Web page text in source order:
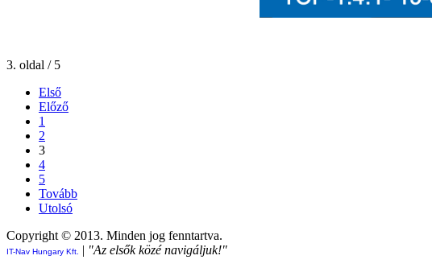
3. oldal / 5
Első
Előző
1
2
3
4
5
Tovább
Utolsó
Copyright © 2013. Minden jog fenntartva.
IT-Nav Hungary Kft. | "Az elsők közé navigáljuk!"